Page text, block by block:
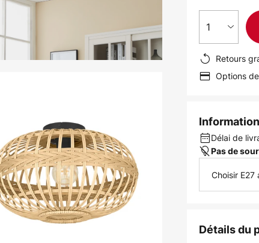
1
Retours
Options
Délai de
Pas de
Choisir E27
Détails du